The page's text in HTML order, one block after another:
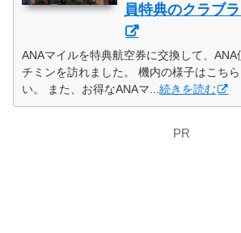
員特典のクラブ
ANAマイルを特典航空券に交換して、
チミンを訪れました。 機内の様子はこち
い。 また、お得なANAマ...続きを読む
PR